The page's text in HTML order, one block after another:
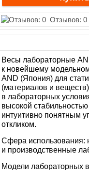
Отзывов: 0
Весы лабораторные
к новейшему
AND (Япония) для
(материалов и
в лабораторных
высокой
интуитивно понятным
откликом.
Сфера использования:
и производственные
Модели лабораторных